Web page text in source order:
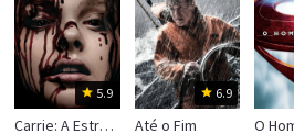
5.9
Carrie: A Estranha
6.9
Até o Fim